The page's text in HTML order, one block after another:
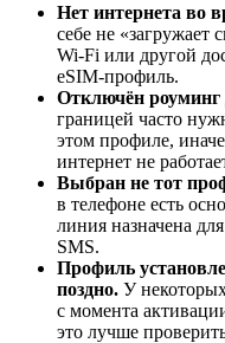
Нет интернета во
себе не «загружает
Wi‑Fi или другой
eSIM-профиль.
Отключён
границей часто
этом профиле,
интернет не
Выбран не тот
в телефоне есть
линия назначена
SMS.
Профиль
поздно. У
с момента
это лучше